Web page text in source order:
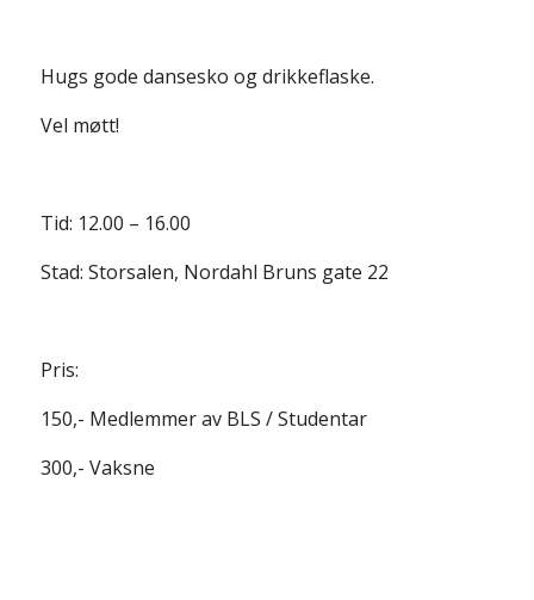
Hugs gode dansesko og drikkeflaske.
Vel møtt!
Tid: 12.00 – 16.00
Stad: Storsalen, Nordahl Bruns gate 22
Pris:
150,- Medlemmer av BLS / Studentar
300,- Vaksne